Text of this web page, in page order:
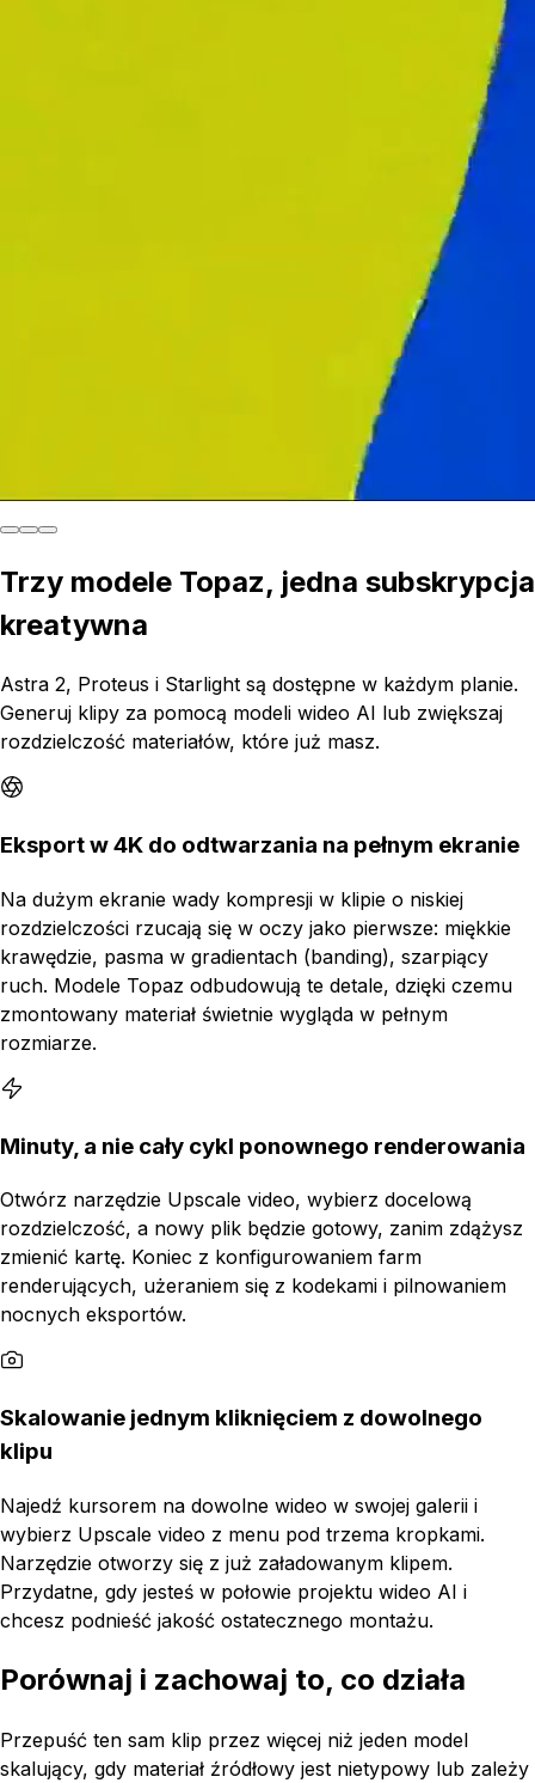
Trzy modele Topaz, jedna subskrypcja
kreatywna
Astra 2, Proteus i Starlight są dostępne w każdym planie.
Generuj klipy za pomocą modeli wideo AI lub zwiększaj
rozdzielczość materiałów, które już masz.
Eksport w 4K do odtwarzania na pełnym ekranie
Na dużym ekranie wady kompresji w klipie o niskiej
rozdzielczości rzucają się w oczy jako pierwsze: miękkie
krawędzie, pasma w gradientach (banding), szarpiący
ruch. Modele Topaz odbudowują te detale, dzięki czemu
zmontowany materiał świetnie wygląda w pełnym
rozmiarze.
Minuty, a nie cały cykl ponownego renderowania
Otwórz narzędzie Upscale video, wybierz docelową
rozdzielczość, a nowy plik będzie gotowy, zanim zdążysz
zmienić kartę. Koniec z konfigurowaniem farm
renderujących, użeraniem się z kodekami i pilnowaniem
nocnych eksportów.
Skalowanie jednym kliknięciem z dowolnego
klipu
Najedź kursorem na dowolne wideo w swojej galerii i
wybierz Upscale video z menu pod trzema kropkami.
Narzędzie otworzy się z już załadowanym klipem.
Przydatne, gdy jesteś w połowie projektu wideo AI i
chcesz podnieść jakość ostatecznego montażu.
Porównaj i zachowaj to, co działa
Przepuść ten sam klip przez więcej niż jeden model
skalujący, gdy materiał źródłowy jest nietypowy lub zależy